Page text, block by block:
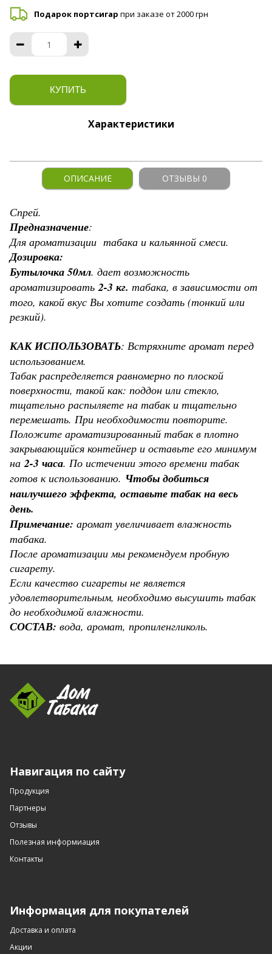
Подарок портсигар при заказе от 2000 грн
КУПИТЬ
Характеристики
ОПИСАНИЕ ОТЗЫВЫ 0
Спрей.
Предназначение:
Для ароматизации табака и кальянной смеси.
Дозировка:
Бутылочка 50мл. дает возможность
ароматизировать2-3 кг. табака, в зависимости от
того, какой вкус Вы хотите создать (тонкий или
резкий).
КАК ИСПОЛЬЗОВАТЬ: Встряхните аромат перед
использованием.
Табак распределяется равномерно по плоской
поверхности, такой как: поддон или стекло,
тщательно распыляете на табак и тщательно
перемешать. При необходимости повторите.
Положите ароматизированный табак в плотно
закрывающийся контейнер и оставьте его минимум
на2-3 часа. По истечении этого времени табак
готов к использованию. Чтобы добиться
наилучшего эффекта, оставьте табак на весь
день.
Примечание: аромат увеличивает влажность
табака.
После ароматизации мы рекомендуем пробную
сигарету.
Если качество сигареты не является
удовлетворительным, необходимо высушить табак
до необходимой влажности.
СОСТАВ: вода, аромат, пропиленгликоль.
Навигация по сайту
Продукция
Партнеры
Отзывы
Полезная информиация
Контакты
Информация для покупателей
Доставка и оплата
Акции